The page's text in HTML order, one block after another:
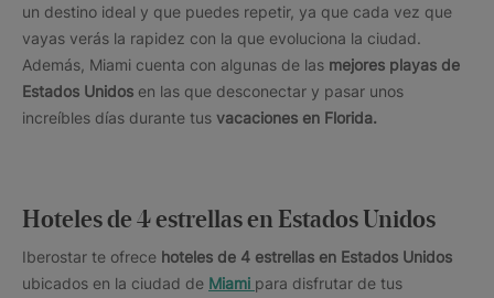
un destino ideal y que puedes repetir, ya que cada vez que
vayas verás la rapidez con la que evoluciona la ciudad.
Además, Miami cuenta con algunas de las mejores playas de
Estados Unidos en las que desconectar y pasar unos
increíbles días durante tus vacaciones en Florida.
Hoteles de 4 estrellas en Estados Unidos
Iberostar te ofrece hoteles de 4 estrellas en Estados Unidos
ubicados en la ciudad de Miami para disfrutar de tus